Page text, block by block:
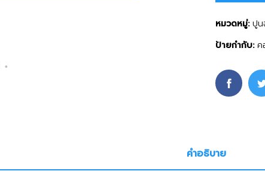
หมวดหมู่: ปูน
ป้ายกำกับ: ค
คำอธิบาย